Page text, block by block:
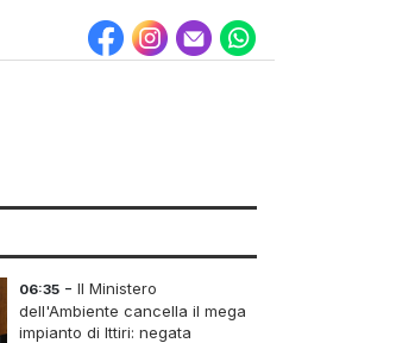
06:35 - Il Ministero
dell'Ambiente cancella il mega
impianto di Ittiri: negata